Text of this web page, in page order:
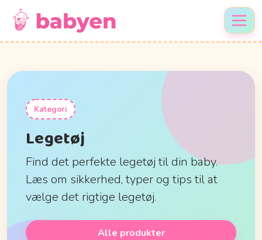
Kategori
Legetøj
Find det perfekte legetøj til din baby.
Læs om sikkerhed, typer og tips til at
vælge det rigtige legetøj.
Alle produkter